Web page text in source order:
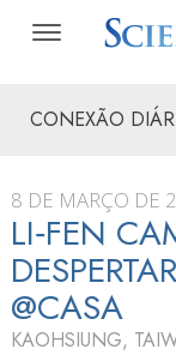
CONEXÃO
8 DE MARÇO DE
LI‑FEN
@CASA
KAOHSIUNG,